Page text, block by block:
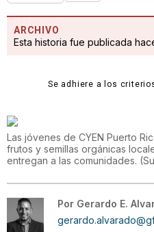
ARCHIVO
Esta historia fue publicada
Se adhiere a los
Las jóvenes de CYEN Puerto
frutos y semillas orgánicas
entregan a las comunidades. (
Por Gerardo E.